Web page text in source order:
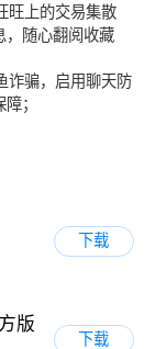
上的交易集散
，随心翻阅收藏
骗，启用聊天防
；
下载
版
下载